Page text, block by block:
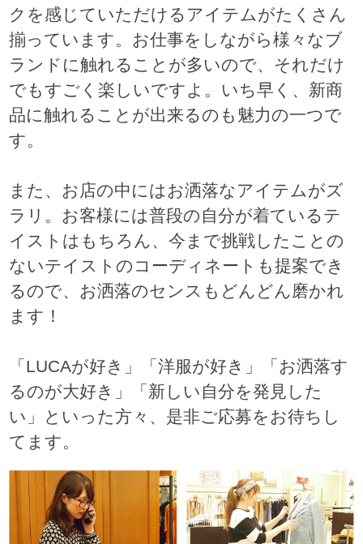
クを感じていただけるアイテムがたくさん
揃っています。お仕事をしながら様々なブ
ランドに触れることが多いので、それだけ
でもすごく楽しいですよ。いち早く、新商
品に触れることが出来るのも魅力の一つで
す。
また、お店の中にはお洒落なアイテムがズ
ラリ。お客様には普段の自分が着ているテ
イストはもちろん、今まで挑戦したことの
ないテイストのコーディネートも提案でき
るので、お洒落のセンスもどんどん磨かれ
ます！
「LUCAが好き」「洋服が好き」「お洒落す
るのが大好き」「新しい自分を発見した
い」といった方々、是非ご応募をお待ちし
てます。